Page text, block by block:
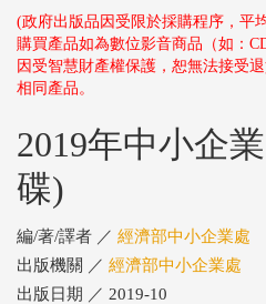
(政府出版品因受限於採購程序，平
購買產品如為數位影音商品（如：
因受智慧財產權保護，恕無法接受
相同產品。
2019年中小企
碟)
編/著/譯者 ／ 經濟部中小企業處
出版機關 ／ 經濟部中小企業處
出版日期 ／ 2019-10